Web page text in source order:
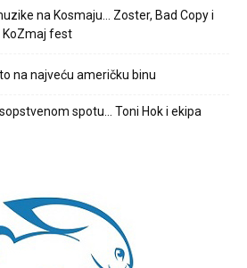
na Kosmaju… Zoster, Bad Copy i
KoZmaj fest
na najveću američku binu
spotu… Toni Hok i ekipa